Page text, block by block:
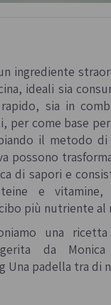
ingrediente
ideali sia
sia in
per come base
il metodo
possono
di sapori e
e
più nutriente al
una
da Monica
Una padella tra di